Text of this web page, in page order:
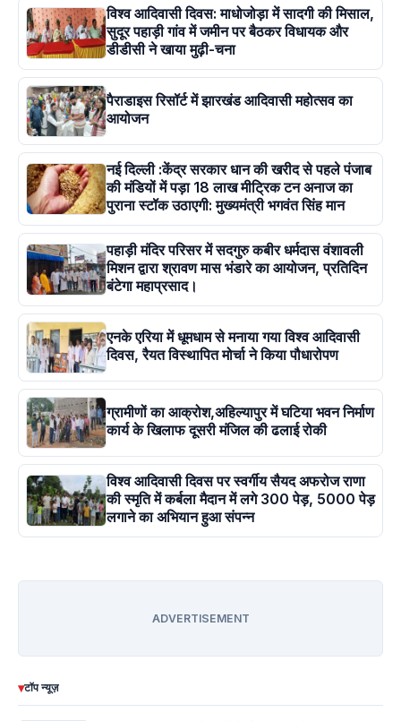
विश्व आदिवासी दिवस: माधोजोड़ा में सादगी की मिसाल,
सुदूर पहाड़ी गांव में जमीन पर बैठकर विधायक और
डीडीसी ने खाया मुढ़ी-चना
पैराडाइस रिसॉर्ट में झारखंड आदिवासी महोत्सव का
आयोजन
नई दिल्ली :केंद्र सरकार धान की खरीद से पहले पंजाब
की मंडियों में पड़ा 18 लाख मीट्रिक टन अनाज का
पुराना स्टॉक उठाएगी: मुख्यमंत्री भगवंत सिंह मान
पहाड़ी मंदिर परिसर में सदगुरु कबीर धर्मदास वंशावली
मिशन द्वारा श्रावण मास भंडारे का आयोजन, प्रतिदिन
बंटेगा महाप्रसाद।
एनके एरिया में धूमधाम से मनाया गया विश्व आदिवासी
दिवस, रैयत विस्थापित मोर्चा ने किया पौधारोपण
ग्रामीणों का आक्रोश,अहिल्यापुर में घटिया भवन निर्माण
कार्य के खिलाफ दूसरी मंजिल की ढलाई रोकी
विश्व आदिवासी दिवस पर स्वर्गीय सैयद अफरोज राणा
की स्मृति में कर्बला मैदान में लगे 300 पेड़, 5000 पेड़
लगाने का अभियान हुआ संपन्न
ADVERTISEMENT
▾टॉप न्यूज़